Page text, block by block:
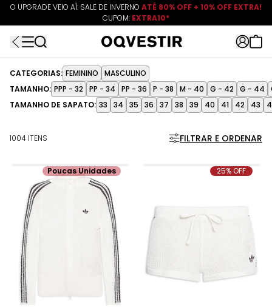
O UPGRADE VEIO AÍ: SALE DE INVERNO ATÉ 80% OFF + 10% OFF EXTRA!
CUPOM: EXTRA10*
FRETEAPP
R$499*
CATEGORIAS: FEMININO
MASCULINO
TAMANHO: PPP - 32 PP - 34 PP - 36 P - 38 M - 40 G - 42 G - 44
TAMANHO DE SAPATO: 33 34 35 36 37 38 39 40 41 42 43
1004 ITENS FILTRAR E ORDENAR
Poucas Unidades 25% OFF